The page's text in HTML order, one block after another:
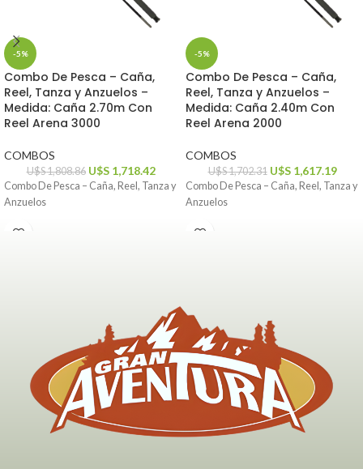
-5%
Combo De Pesca – Caña,
Reel, Tanza y Anzuelos –
Medida: Caña 2.70m Con
Reel Arena 3000
COMBOS
U$S1,808.86 U$S 1,718.42
Combo De Pesca – Caña, Reel, Tanza y
Anzuelos
-5%
Combo De Pesca – Caña,
Reel, Tanza y Anzuelos –
Medida: Caña 2.40m Con
Reel Arena 2000
COMBOS
U$S1,702.31 U$S 1,617.19
Combo De Pesca – Caña, Reel, Tanza y
Anzuelos